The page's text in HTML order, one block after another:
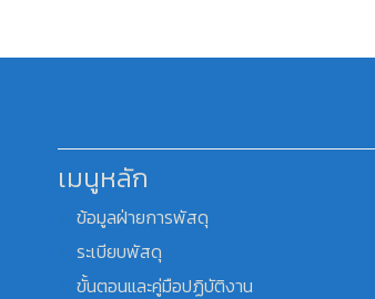
เมนูหลัก
ข้อมูลฝ่ายการพัสดุ
ระเบียบพัสดุ
ขั้นตอนและคู่มือปฏิบัติงาน